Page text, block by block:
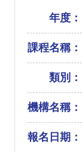
年度：
課程名稱：
類別：
機構名稱：
報名日期：